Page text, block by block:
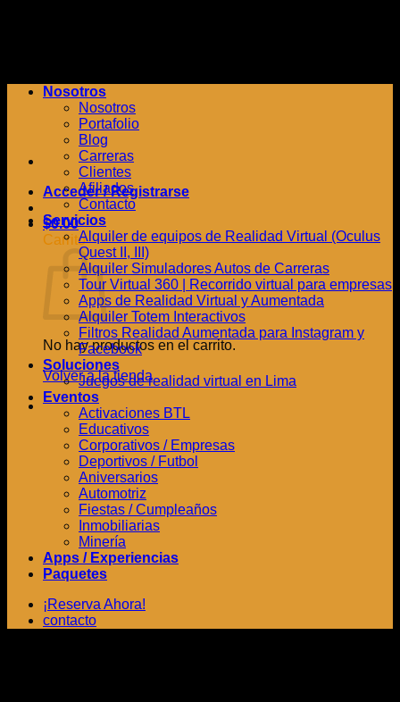
Acceder / Registrarse
$0.00
Carrito
No hay productos en el carrito.
Volver a la tienda
Nosotros
Nosotros
Portafolio
Blog
Carreras
Clientes
Afiliados
Contacto
Servicios
Alquiler de equipos de Realidad Virtual (Oculus
Quest II, III)
Alquiler Simuladores Autos de Carreras
Tour Virtual 360 | Recorrido virtual para empresas
Apps de Realidad Virtual y Aumentada
Alquiler Totem Interactivos
Filtros Realidad Aumentada para Instagram y
Facebook
Soluciones
Juegos de realidad virtual en Lima
Eventos
Activaciones BTL
Educativos
Corporativos / Empresas
Deportivos / Futbol
Aniversarios
Automotriz
Fiestas / Cumpleaños
Inmobiliarias
Minería
Apps / Experiencias
Paquetes
¡Reserva Ahora!
contacto